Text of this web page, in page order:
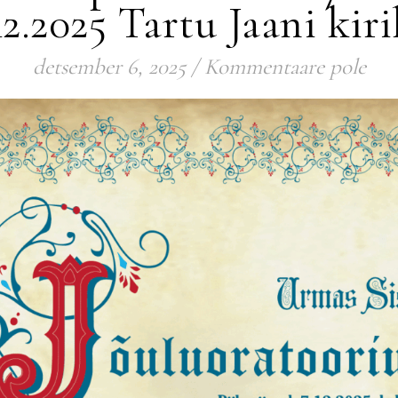
Tartu Jaani
detsember 6, 2025 / Kommentaare pole